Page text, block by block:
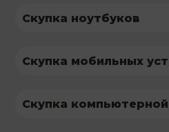
Скупка ноутбуков
Скупка мобильных
Скупка компьютерной